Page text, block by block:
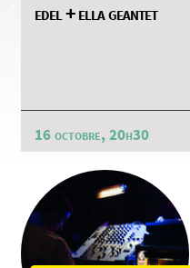
edel + ella geantet
16 octobre, 20h30